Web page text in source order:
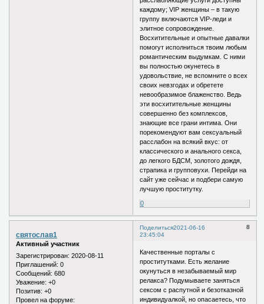
каждому; VIP женщины – в такую
группу включаются VIP-леди и
элитное сопровождение.
Восхитительные и опытные давалки
помогут исполниться твоим любым
романтическим выдумкам. С ними
вы полностью окунетесь в
удовольствие, не вспомните о всех
своих невзгодах и обретете
невообразимое блаженство. Ведь
эти восхитительные женщины
совершенно без комплексов,
знающие все грани интима. Они
порекомендуют вам сексуальный
расслабон на всякий вкус: от
классического и анального секса,
до легкого БДСМ, золотого дождя,
страпика и групповухи. Перейди на
сайт уже сейчас и подбери самую
лучшую проститутку.
0
Поделиться 8
2021-06-16
23:45:04
святослав1
Активный участник
Зарегистрирован: 2020-08-11
Приглашений: 0
Сообщений: 680
Уважение: +0
Позитив: +0
Провел на форуме:
Качественные порталы с
проститутками. Есть желание
окунуться в незабываемый мир
релакса? Подумываете заняться
сексом с распутной и безотказной
индивидуалкой, но опасаетесь, что